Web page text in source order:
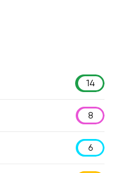
14
8
6